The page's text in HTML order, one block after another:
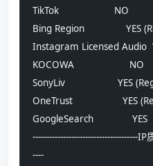
TikTok                    NO
Bing Region               YES
Instagram Licensed Audio
KOCOWA                    NO
SonyLiv                   YES
OneTrust                  YES
GoogleSearch              YES
--------------------------------------IP
----